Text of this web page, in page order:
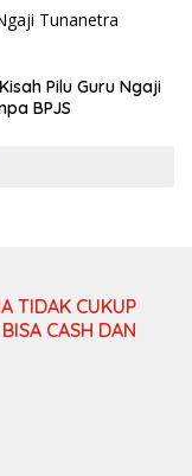
Pilu Guru Ngaji
BPJS
TIDAK CUKUP
CASH DAN